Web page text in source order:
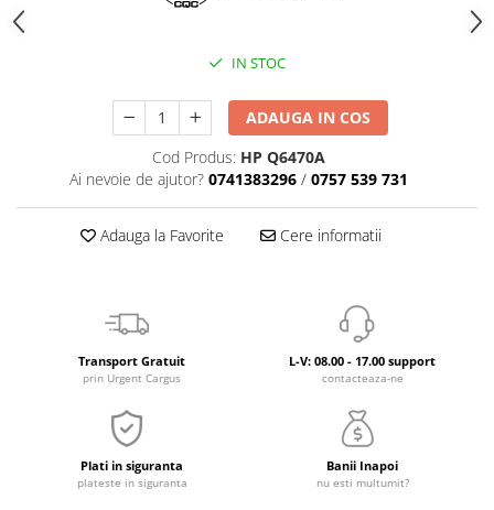
IN STOC
ADAUGA IN COS
Cod Produs: HP Q6470A
Ai nevoie de ajutor? 0741383296 / 0757 539 731
Adauga la Favorite Cere informatii
Transport Gratuit
prin Urgent Cargus
L-V: 08.00 - 17.00 support
contacteaza-ne
Plati in siguranta
plateste in siguranta
Banii Inapoi
nu esti multumit?